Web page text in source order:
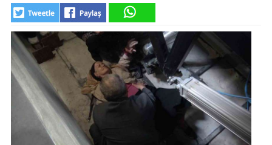
EKONOMİ
BELEDİYELER
SAĞLIK
SİYASET
EĞİTİM
GALERİ